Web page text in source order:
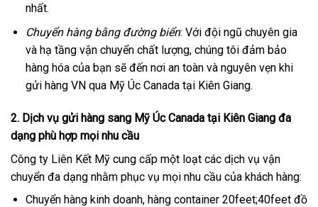
nhất.
Chuyển hàng bằng đường biển: Với đội ngũ chuyên gia
và hạ tầng vận chuyển chất lượng, chúng tôi đảm bảo
hàng hóa của bạn sẽ đến nơi an toàn và nguyên vẹn khi
gửi hàng VN qua Mỹ Úc Canada tại Kiên Giang.
2. Dịch vụ gửi hàng sang Mỹ Úc Canada tại Kiên Giang đa
dạng phù hợp mọi nhu cầu
Công ty Liên Kết Mỹ cung cấp một loạt các dịch vụ vận
chuyển đa dạng nhằm phục vụ mọi nhu cầu của khách hàng:
Chuyển hàng kinh doanh, hàng container 20feet;40feet đồ